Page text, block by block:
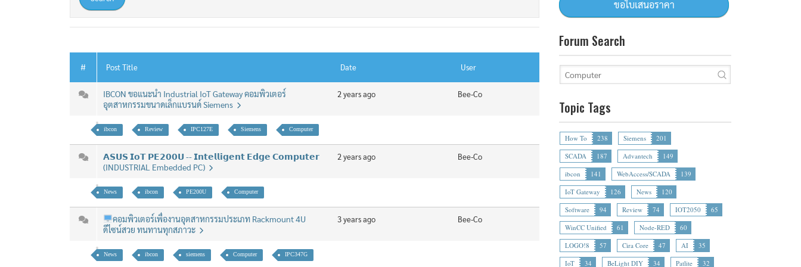
# Post Title Date User
IBCON ขอแนะนำ Industrial IoT Gateway คอมพิวเตอร์
อุตสาหกรรมขนาดเล็กแบรนด์ Siemens
2 years ago Bee-Co
ibcon Review IPC127E Siemens Computer
𝗔𝗦𝗨𝗦 𝗜𝗼𝗧 𝗣𝗘𝟮𝟬𝟬𝗨 -- 𝗜𝗻𝘁𝗲𝗹𝗹𝗶𝗴𝗲𝗻𝘁 𝗘𝗱𝗴𝗲 𝗖𝗼𝗺𝗽𝘂𝘁𝗲𝗿
(INDUSTRIAL Embedded PC)
2 years ago Bee-Co
News ibcon PE200U Computer
คอมพิวเตอร์เพื่องานอุตสาหกรรมประเภท Rackmount 4U
ดีไซน์สวย ทนทานทุกสภาวะ
3 years ago Bee-Co
News ibcon siemens Computer IPC347G
Forum Search
Topic Tags
How To 238 Siemens
201
SCADA
187 Advantech
149
ibcon
141 WebAccess/SCADA
139
IoT Gateway
126 News
120
Software
94 Review 74 IOT2050
65
WinCC Unified
61 Node-RED
60
LOGO!8
57 Cira Core 47 AI
35
IoT
34 BeLight DIY 34 Patlite 32